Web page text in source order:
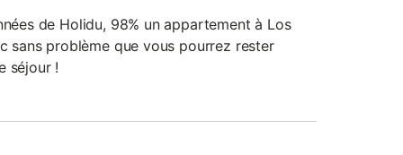
de Holidu, 98% un appartement à Los
sans problème que vous pourrez rester
séjour !